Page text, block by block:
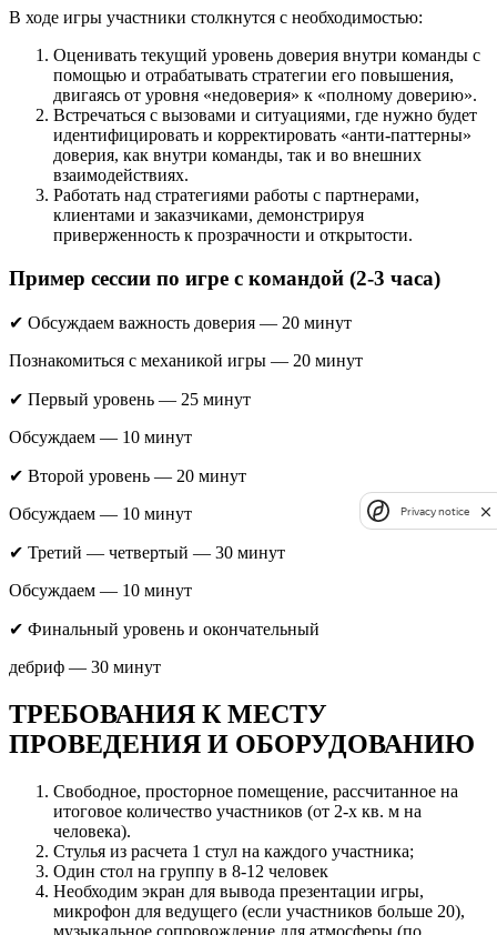
В ходе игры участники столкнутся с необходимостью:
Оценивать текущий уровень доверия внутри команды с
помощью и отрабатывать стратегии его повышения,
двигаясь от уровня «недоверия» к «полному доверию».
Встречаться с вызовами и ситуациями, где нужно будет
идентифицировать и корректировать «анти-паттерны»
доверия, как внутри команды, так и во внешних
взаимодействиях.
Работать над стратегиями работы с партнерами,
клиентами и заказчиками, демонстрируя
приверженность к прозрачности и открытости.
Пример сессии по игре с командой (2-3 часа)
✔ Обсуждаем важность доверия — 20 минут
Познакомиться с механикой игры — 20 минут
✔ Первый уровень — 25 минут
Обсуждаем — 10 минут
✔ Второй уровень — 20 минут
Обсуждаем — 10 минут
✔ Третий — четвертый — 30 минут
Обсуждаем — 10 минут
✔ Финальный уровень и окончательный
дебриф — 30 минут
ТРЕБОВАНИЯ К МЕСТУ
ПРОВЕДЕНИЯ И ОБОРУДОВАНИЮ
Свободное, просторное помещение, рассчитанное на
итоговое количество участников (от 2-­х кв. м на
человека).
Стулья из расчета 1 стул на каждого участника;
Один стол на группу в 8-12 человек
Необходим экран для вывода презентации игры,
микрофон для ведущего (если участников больше 20),
музыкальное сопровождение для атмосферы (по
Privacy notice